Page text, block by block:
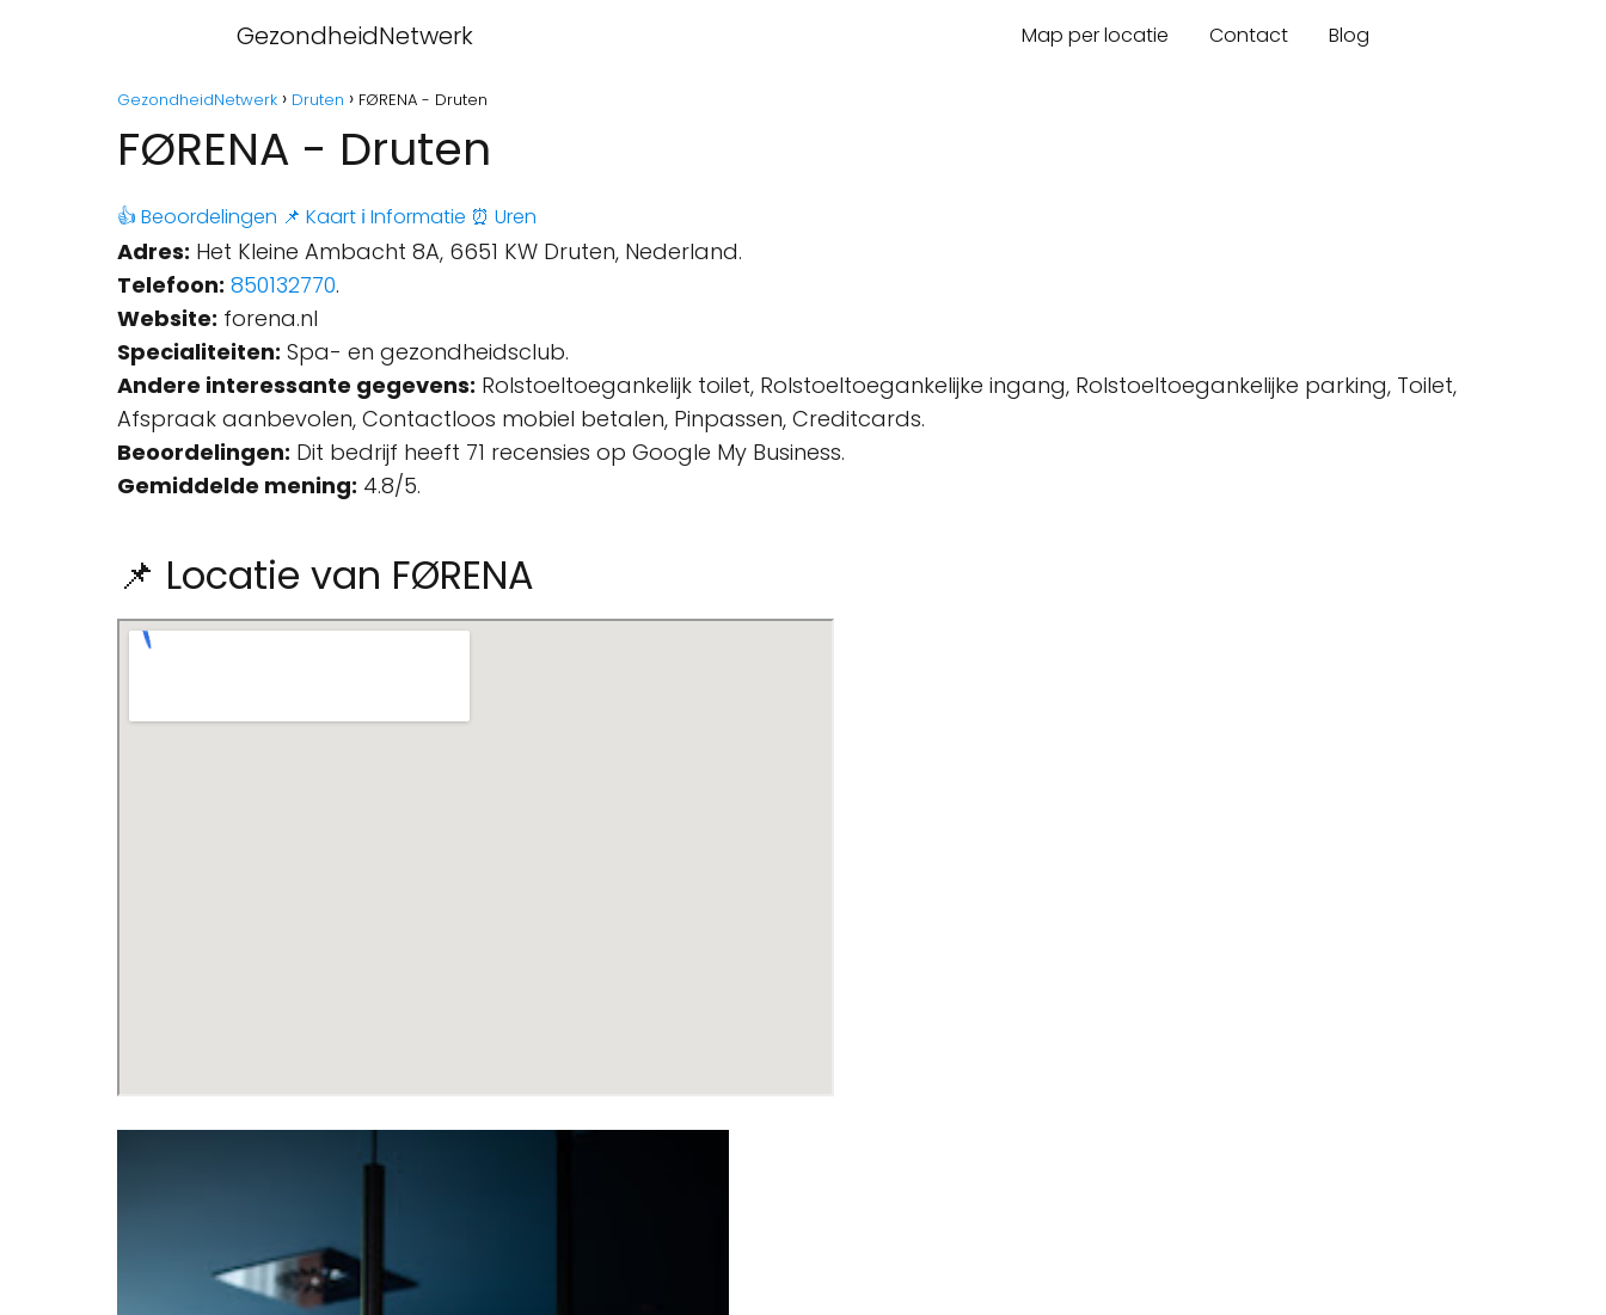
GezondheidNetwerk Map per locatie Contact Blog
GezondheidNetwerk Druten FØRENA - Druten
FØRENA - Druten
👍 Beoordelingen 📌 Kaart ℹ️ Informatie ⏰ Uren
Adres: Het Kleine Ambacht 8A, 6651 KW Druten, Nederland.
Telefoon: 850132770.
Website: forena.nl
Specialiteiten: Spa- en gezondheidsclub.
Andere interessante gegevens: Rolstoeltoegankelijk toilet, Rolstoeltoegankelijke ingang, Rolstoeltoegankelijke parking, Toilet,
Afspraak aanbevolen, Contactloos mobiel betalen, Pinpassen, Creditcards.
Beoordelingen: Dit bedrijf heeft 71 recensies op Google My Business.
Gemiddelde mening: 4.8/5.
📌 Locatie van FØRENA